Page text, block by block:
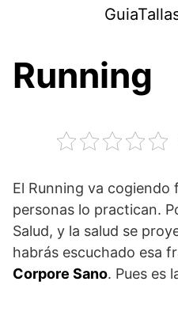
Running
El Running va cogiendo
personas lo practican.
Salud, y la salud se
habrás escuchado esa
Corpore Sano. Pues es